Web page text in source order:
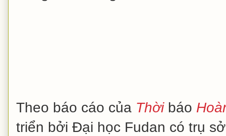
Theo báo cáo của Thờibáo
triển bởi Đại học Fudan có trụ